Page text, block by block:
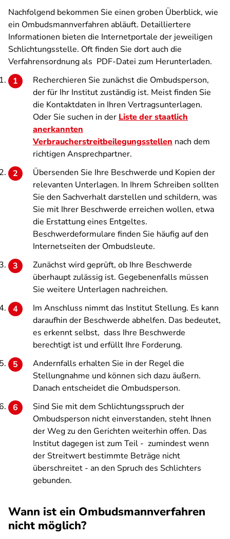
Nachfolgend bekommen Sie einen groben Überblick, wie
ein Ombudsmannverfahren abläuft. Detailliertere
Informationen bieten die Internetportale der jeweiligen
Schlichtungsstelle. Oft finden Sie dort auch die
Verfahrensordnung als PDF-Datei zum Herunterladen.
Recherchieren Sie zunächst die Ombudsperson,
der für Ihr Institut zuständig ist. Meist finden Sie
die Kontaktdaten in Ihren Vertragsunterlagen.
Oder Sie suchen in der Liste der staatlich
anerkannten
Verbraucherstreitbeilegungsstellen nach dem
richtigen Ansprechpartner.
Übersenden Sie Ihre Beschwerde und Kopien der
relevanten Unterlagen. In Ihrem Schreiben sollten
Sie den Sachverhalt darstellen und schildern, was
Sie mit Ihrer Beschwerde erreichen wollen, etwa
die Erstattung eines Entgeltes.
Beschwerdeformulare finden Sie häufig auf den
Internetseiten der Ombudsleute.
Zunächst wird geprüft, ob Ihre Beschwerde
überhaupt zulässig ist. Gegebenenfalls müssen
Sie weitere Unterlagen nachreichen.
Im Anschluss nimmt das Institut Stellung. Es kann
daraufhin der Beschwerde abhelfen. Das bedeutet,
es erkennt selbst, dass Ihre Beschwerde
berechtigt ist und erfüllt Ihre Forderung.
Andernfalls erhalten Sie in der Regel die
Stellungnahme und können sich dazu äußern.
Danach entscheidet die Ombudsperson.
Sind Sie mit dem Schlichtungsspruch der
Ombudsperson nicht einverstanden, steht Ihnen
der Weg zu den Gerichten weiterhin offen. Das
Institut dagegen ist zum Teil - zumindest wenn
der Streitwert bestimmte Beträge nicht
überschreitet - an den Spruch des Schlichters
gebunden.
Wann ist ein Ombudsmannverfahren
nicht möglich?